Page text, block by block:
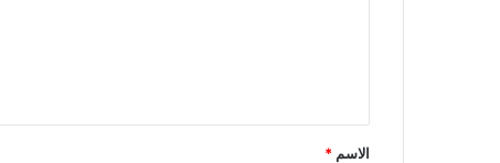
الاسم *